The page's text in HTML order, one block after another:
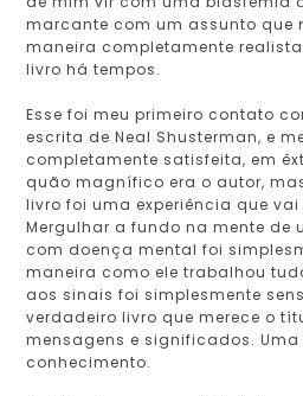
marcante com um assunto que
maneira completamente
livro há tempos.
Esse foi meu primeiro contato
escrita de Neal Shusterman, e
completamente satisfeita, em
quão magnífico era o autor,
livro foi uma experiência que
Mergulhar a fundo na mente de
com doença mental foi
maneira como ele trabalhou
aos sinais foi simplesmente
verdadeiro livro que merece o
mensagens e significados.
conhecimento.